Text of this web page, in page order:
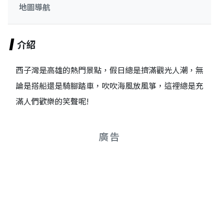
地圖導航
介紹
西子灣是高雄的熱門景點，假日總是擠滿觀光人潮，無
論是搭船還是騎腳踏車，吹吹海風放風箏，這裡總是充
滿人們歡樂的笑聲呢!
廣告